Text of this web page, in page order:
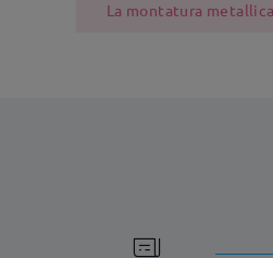
La montatura